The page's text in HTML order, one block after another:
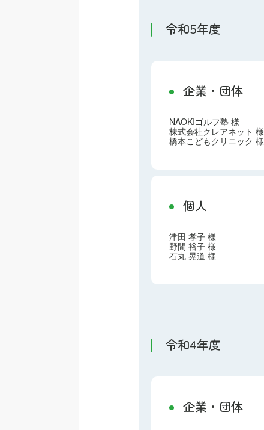
令和5年度
企業・団体
NAOKIゴルフ塾 様
株式会社クレアネット 様
橋本こどもクリニック 様
個人
津田 孝子 様
野間 裕子 様
石丸 晃道 様
令和4年度
企業・団体